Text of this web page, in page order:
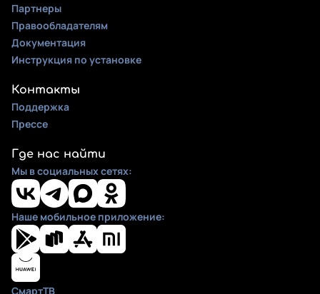
Партнеры
Правообладателям
Документация
Инструкция по установке
Контакты
Поддержка
Прессе
Где нас найти
Мы в социальных сетях:
Наше мобильное приложение:
СмартТВ